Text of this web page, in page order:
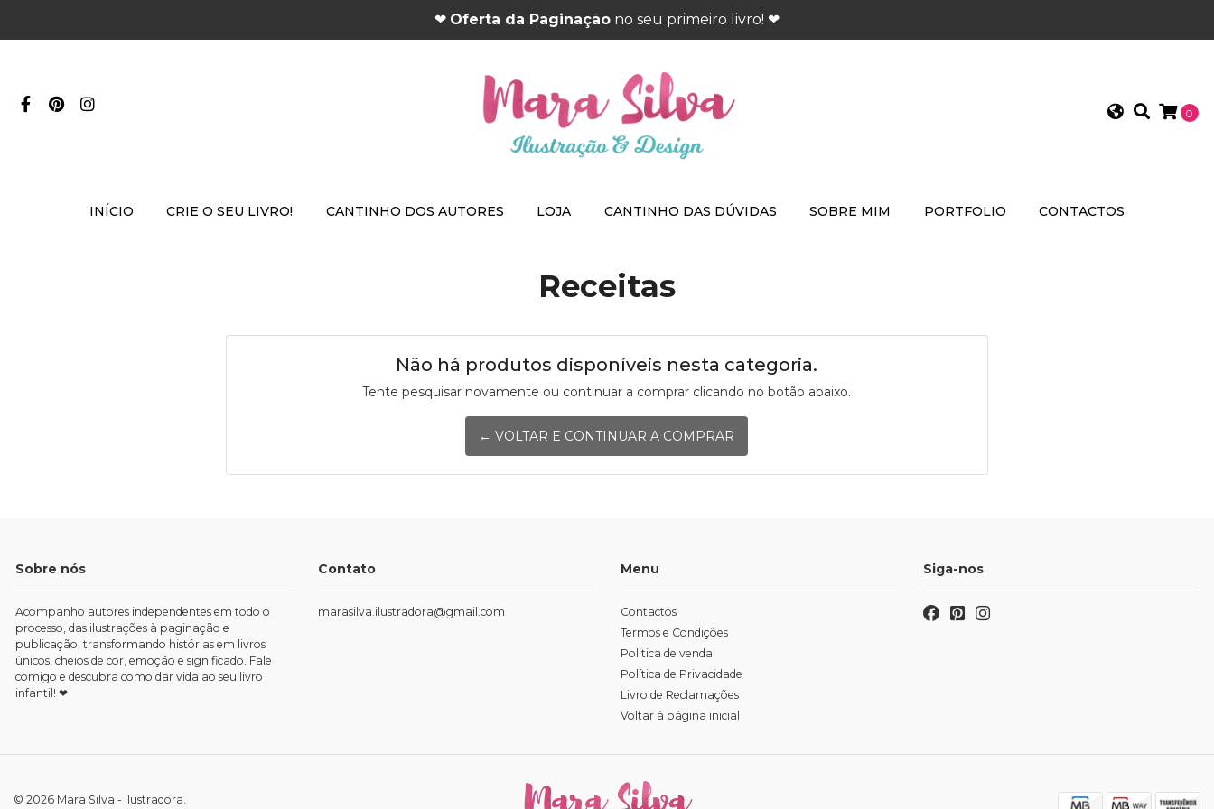
❤ Oferta da Paginação no seu primeiro livro! ❤
0
INÍCIO CRIE O SEU LIVRO! CANTINHO DOS AUTORES LOJA CANTINHO DAS DÚVIDAS SOBRE MIM PORTFOLIO CONTACTOS
Receitas
Não há produtos disponíveis nesta categoria.
Tente pesquisar novamente ou continuar a comprar clicando no botão abaixo.
← VOLTAR E CONTINUAR A COMPRAR
Sobre nós
Acompanho autores independentes em todo o
processo, das ilustrações à paginação e
publicação, transformando histórias em livros
únicos, cheios de cor, emoção e significado. Fale
comigo e descubra como dar vida ao seu livro
infantil! ❤
Contato
marasilva.ilustradora@gmail.com
Menu
Contactos
Termos e Condições
Politica de venda
Política de Privacidade
Livro de Reclamações
Voltar à página inicial
Siga-nos
© 2026 Mara Silva - Ilustradora.